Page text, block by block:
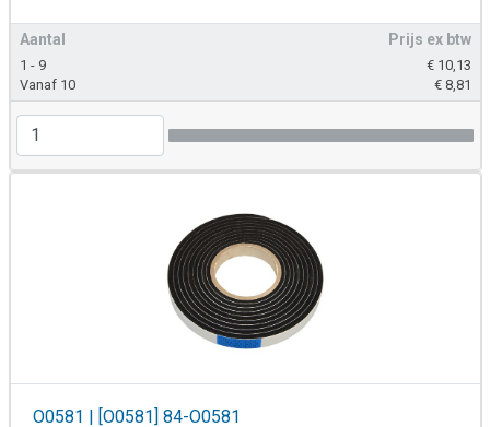
Aantal Prijs ex btw
1 - 9 € 10,13
Vanaf 10
€ 8,81
O0581 | [O0581] 84-O0581